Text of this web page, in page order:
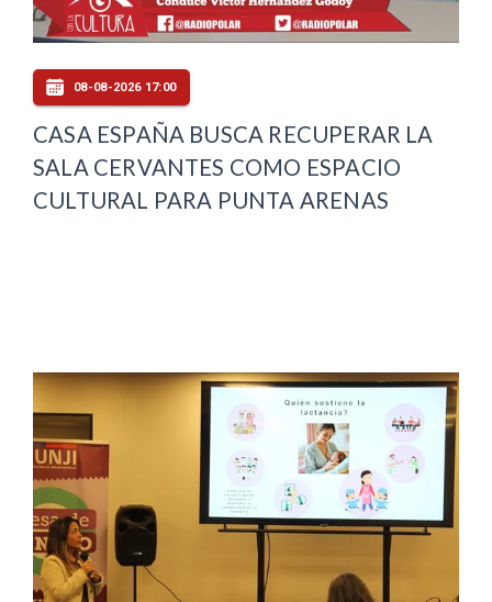
08-08-2026 17:00
CASA ESPAÑA BUSCA RECUPERAR LA
SALA CERVANTES COMO ESPACIO
CULTURAL PARA PUNTA ARENAS